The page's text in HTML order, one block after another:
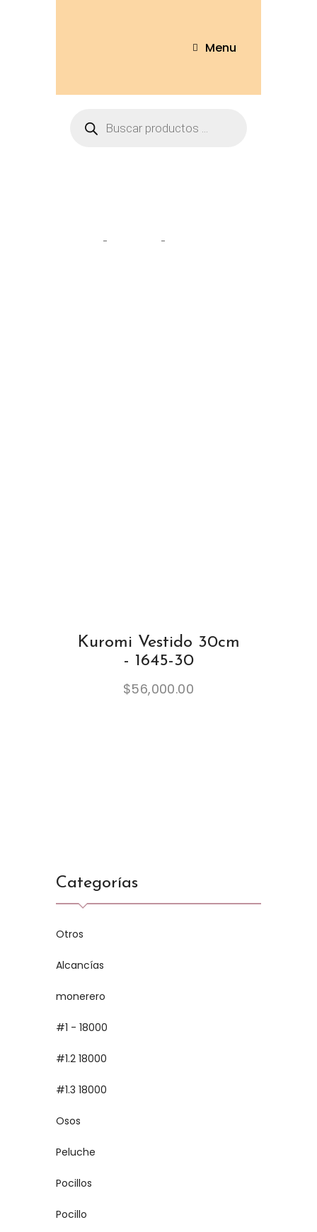
Menu
Kuromi Vestido 30cm
- 1645-30
$56,000.00
Categorías
Otros
Alcancías
monerero
#1 - 18000
#1.2 18000
#1.3 18000
Osos
Peluche
Pocillos
Pocillo